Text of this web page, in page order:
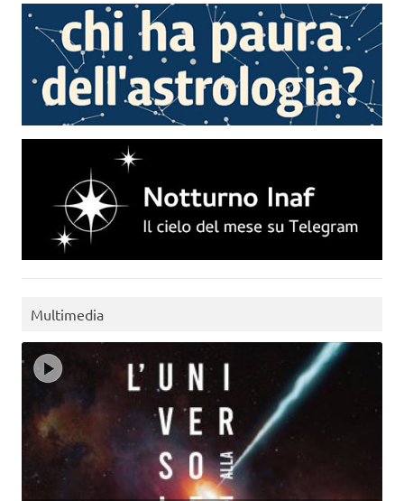
Multimedia